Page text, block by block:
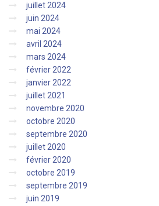
juillet 2024
juin 2024
mai 2024
avril 2024
mars 2024
février 2022
janvier 2022
juillet 2021
novembre 2020
octobre 2020
septembre 2020
juillet 2020
février 2020
octobre 2019
septembre 2019
juin 2019